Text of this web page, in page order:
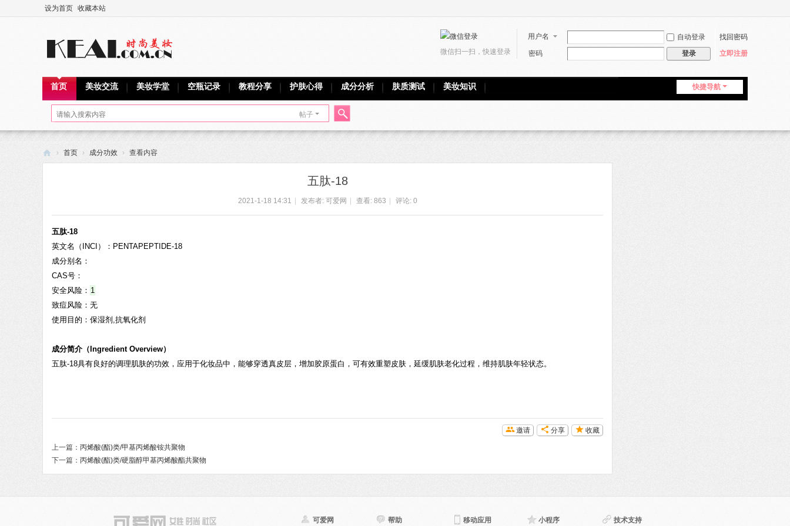
设为首页 收藏本站
用户名 自动登录
找回密码
密码
登录 立即注册
微信扫一扫，快速登录
快捷导航
首页 美妆交流 美妆学堂 空瓶记录 教程分享 护肤心得 成分分析 肤质测试 美妆知识
帖子
搜
索
› 首页 › 成分功效 › 查看内容
五肽-18
2021-1-18 14:31 发布者: 可爱网 查看: 863 评论: 0
五肽-18
英文名（INCI）：PENTAPEPTIDE-18
成分别名：
CAS号：
安全风险： 1
致痘风险： 无
使用目的：保湿剂,抗氧化剂
成分简介（Ingredient Overview）
五肽-18具有良好的调理肌肤的功效，应用于化妆品中，能够穿透真皮层，增加胶原蛋白，可有效重塑皮肤，延缓肌肤老化过程，维持肌肤年轻状态。
收藏
分享
邀请
上一篇： 丙烯酸(酯)类/甲基丙烯酸铵共聚物
下一篇： 丙烯酸(酯)类/硬脂醇甲基丙烯酸酯共聚物
可爱网 帮助 移动应用 小程序 技术支持